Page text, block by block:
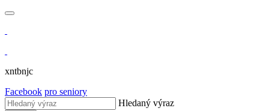
xntbnjc
Facebook pro seniory
Hledaný výraz